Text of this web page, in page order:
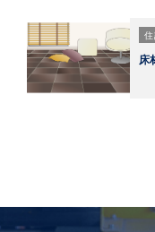
住
床